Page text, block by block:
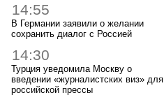
14:55
В Германии заявили о желании
сохранить диалог с Россией
14:30
Турция уведомила Москву о
введении «журналистских виз» для
российской прессы